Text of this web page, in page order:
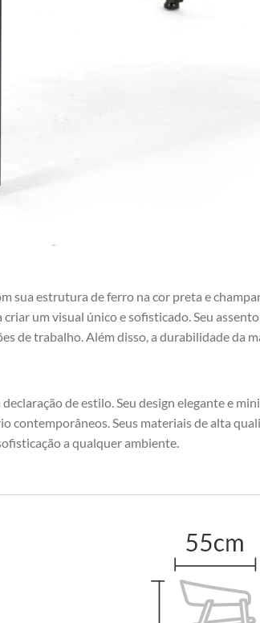
sua estrutura de ferro na cor preta e
um visual único e sofisticado. Seu
de trabalho. Além disso, a durabilidade da
de estilo. Seu design elegante e
contemporâneos. Seus materiais de alta
a qualquer ambiente.